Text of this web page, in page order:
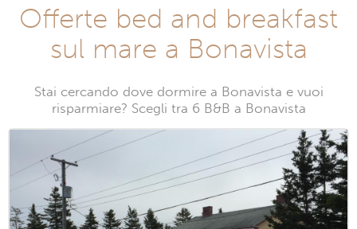
Offerte bed and breakfast
sul mare a Bonavista
Stai cercando dove dormire a Bonavista e vuoi
risparmiare? Scegli tra 6 B&B a Bonavista